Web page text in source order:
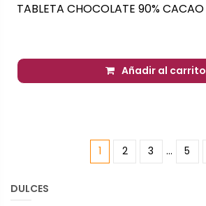
TABLETA CHOCOLATE 90% CACAO
Añadir al carrito
1 2 3 … 5
DULCES